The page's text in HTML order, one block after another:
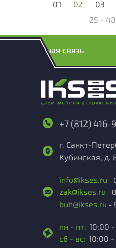
01 02 03
25 - 48
Обратная связь
+7 (812) 416-
г. Санкт-
Кубинская, д.
info@ikses.ru -
zak@ikses.ru -
buh@ikses.ru -
пн - пт: 10:00
сб - вс: 10:00 -